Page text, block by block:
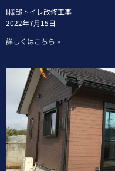
I様邸トイレ改修工事
2022年7月15日
詳しくはこちら »